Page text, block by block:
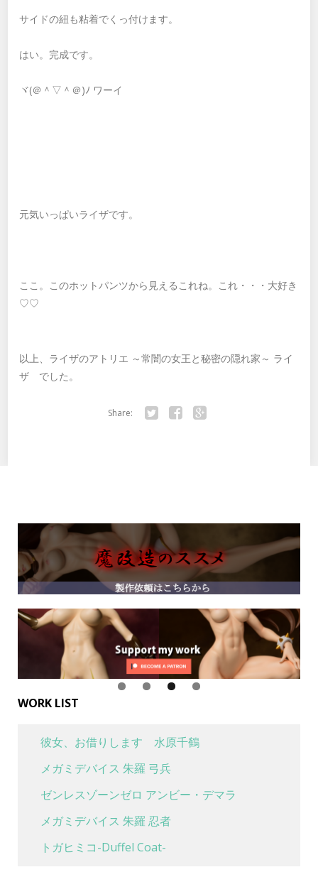
サイドの紐も粘着でくっ付けます。
はい。完成です。
ヾ(＠＾▽＾＠)ﾉ ワーイ
元気いっぱいライザです。
ここ。このホットパンツから見えるこれね。これ・・・大好き
♡♡
以上、ライザのアトリエ ～常闇の女王と秘密の隠れ家～ ライ
ザ でした。
Share:
WORK LIST
彼女、お借りします 水原千鶴
メガミデバイス 朱羅 弓兵
ゼンレスゾーンゼロ アンビー・デマラ
メガミデバイス 朱羅 忍者
トガヒミコ-Duffel Coat-